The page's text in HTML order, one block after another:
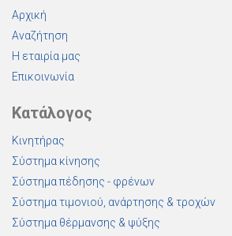
Αρχική
Αναζήτηση
Η εταιρία μας
Επικοινωνία
Κατάλογος
Κινητήρας
Σύστημα κίνησης
Σύστημα πέδησης - φρένων
Σύστημα τιμονιού, ανάρτησης & τροχών
Σύστημα θέρμανσης & ψύξης